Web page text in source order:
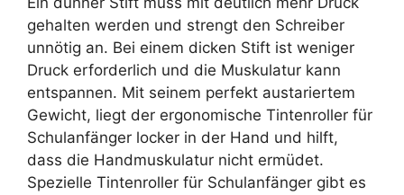
gehalten werden und strengt den Schreiber
unnötig an. Bei einem dicken Stift ist weniger
Druck erforderlich und die Muskulatur kann
entspannen. Mit seinem perfekt austariertem
Gewicht, liegt der ergonomische Tintenroller für
Schulanfänger locker in der Hand und hilft,
dass die Handmuskulatur nicht ermüdet.
Spezielle Tintenroller für Schulanfänger gibt es